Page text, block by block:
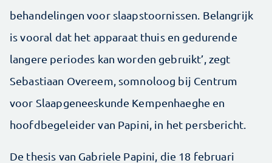
behandelingen voor slaapstoornissen. Belangrijk
is vooral dat het apparaat thuis en gedurende
langere periodes kan worden gebruikt’, zegt
Sebastiaan Overeem, somnoloog bij Centrum
voor Slaapgeneeskunde Kempenhaeghe en
hoofdbegeleider van Papini, in het persbericht.
De thesis van Gabriele Papini, die 18 februari